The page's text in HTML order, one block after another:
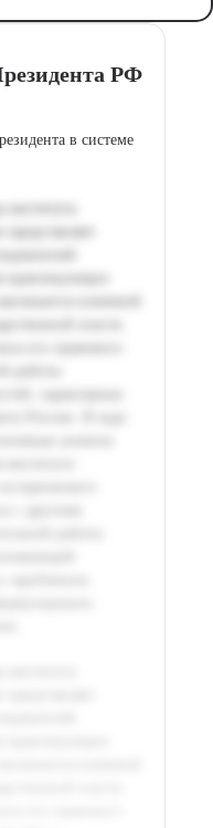
РФ
в системе